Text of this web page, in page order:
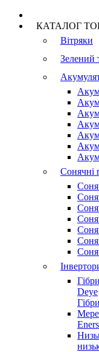
КАТАЛОГ
Вітряки
Зелений
Сонячні
Deye